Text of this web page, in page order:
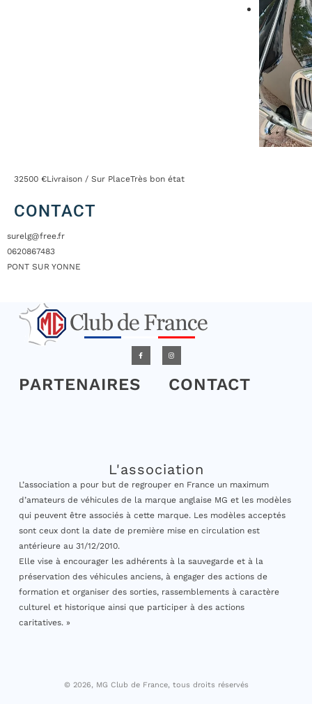
32500 €Livraison / Sur PlaceTrès bon état
CONTACT
surelg@free.fr
0620867483
PONT SUR YONNE
PARTENAIRES CONTACT
L'association
L’association a pour but de regrouper en France un maximum
d’amateurs de véhicules de la marque anglaise MG et les modèles
qui peuvent être associés à cette marque. Les modèles acceptés
sont ceux dont la date de première mise en circulation est
antérieure au 31/12/2010.
Elle vise à encourager les adhérents à la sauvegarde et à la
préservation des véhicules anciens, à engager des actions de
formation et organiser des sorties, rassemblements à caractère
culturel et historique ainsi que participer à des actions
caritatives. »
© 2026, MG Club de France, tous droits réservés